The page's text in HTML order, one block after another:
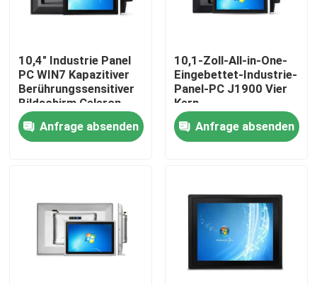
Fabrik Tour
Qualitätskontrolle
Kontakt
Referenzen
industrieller Platte PC
10,4" Industrie Panel
PC WIN7 Kapazitiver
Berührungssensitiver
Bildschirm Celeron
J1900 Vier Kern
Tablet Kiosk
Computer
Anfrage absenden
10,1-Zoll-All-in-One-
Eingebettet-Industrie-
Panel-PC J1900 Vier
Kern
Anfrage absenden